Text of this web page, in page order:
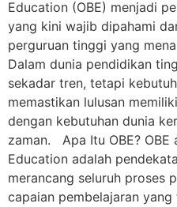
Education (OBE) menjadi
yang kini wajib dipahami
perguruan tinggi yang
Dalam dunia pendidikan
sekadar tren, tetapi
memastikan lulusan
dengan kebutuhan dunia
zaman. Apa Itu OBE? OBE
Education adalah
merancang seluruh proses
capaian pembelajaran